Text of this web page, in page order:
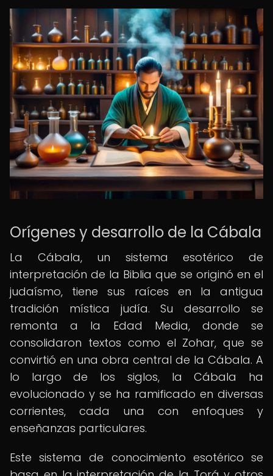
Orígenes y desarrollo de la Cábala
La Cábala, un sistema esotérico de
interpretación de la Biblia que se originó en el
judaísmo, tiene sus raíces en la antigua
tradición mística judía. Su desarrollo se
remonta a la Edad Media, donde se
consolidaron textos como el Zohar, que se
convirtió en una obra central de la Cábala. A
lo largo de los siglos, la Cábala ha
evolucionado y se ha ramificado en diversas
corrientes, cada una con enfoques y
enseñanzas particulares.
Este sistema de conocimiento esotérico se